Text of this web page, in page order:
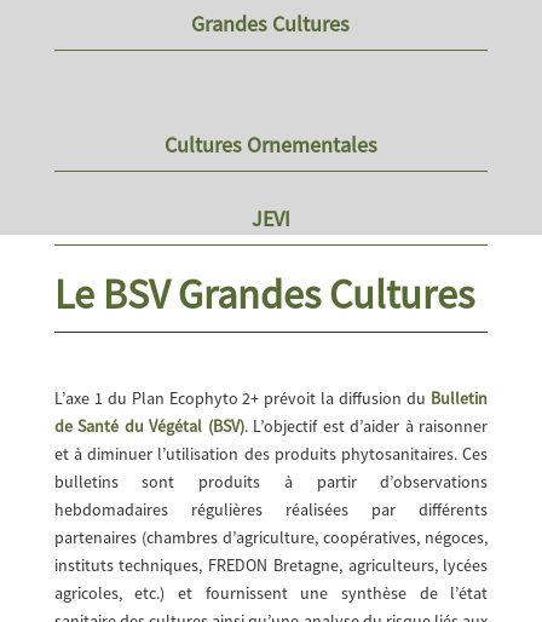
Grandes Cultures
Cultures Ornementales
JEVI
Le BSV Grandes Cultures
L’axe 1 du Plan Ecophyto 2+ prévoit la diffusion du Bulletin
de Santé du Végétal (BSV). L’objectif est d’aider à raisonner
et à diminuer l’utilisation des produits phytosanitaires. Ces
bulletins sont produits à partir d’observations
hebdomadaires régulières réalisées par différents
partenaires (chambres d’agriculture, coopératives, négoces,
instituts techniques, FREDON Bretagne, agriculteurs, lycées
agricoles, etc.) et fournissent une synthèse de l’état